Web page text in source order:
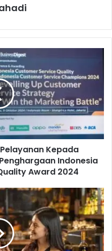
Kepada
Indonesia
Award 2024